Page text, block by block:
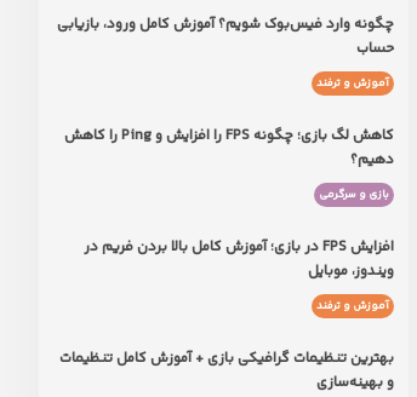
چگونه وارد فیس‌بوک شویم؟ آموزش کامل ورود، بازیابی
حساب
آموزش و ترفند
کاهش لگ بازی؛ چگونه FPS را افزایش و Ping را کاهش
دهیم؟
بازی و سرگرمی
افزایش FPS در بازی؛ آموزش کامل بالا بردن فریم در
ویندوز، موبایل
آموزش و ترفند
بهترین تنظیمات گرافیکی بازی + آموزش کامل تنظیمات
و بهینه‌سازی